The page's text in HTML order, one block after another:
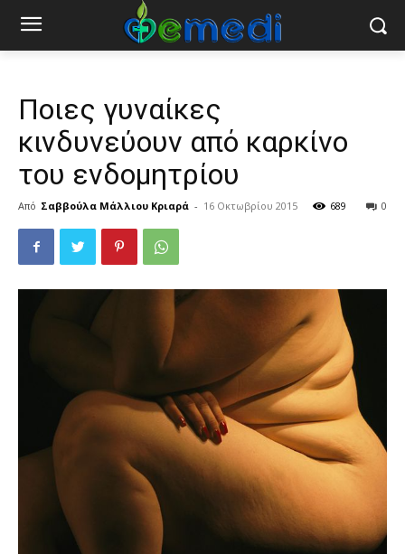
Ποιες γυναίκες
κινδυνεύουν από καρκίνο
του ενδομητρίου
Από Σαββούλα Μάλλιου Κριαρά - 16 Οκτωβρίου 2015 0
689